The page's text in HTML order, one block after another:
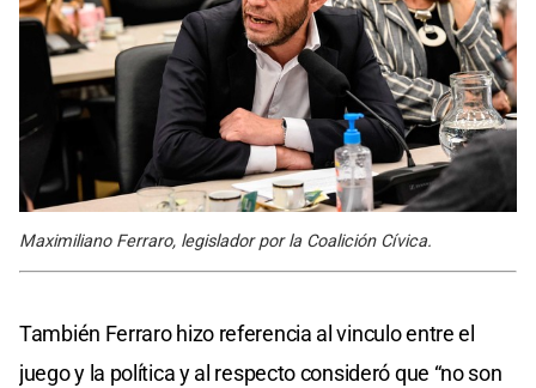
Maximiliano Ferraro, legislador por la Coalición Cívica.
También Ferraro hizo referencia al vinculo entre el
juego y la política y al respecto consideró que “no son